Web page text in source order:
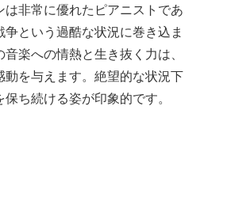
は非常に優れたピアニストであ
争という過酷な状況に巻き込ま
音楽への情熱と生き抜く力は、
動を与えます。絶望的な状況下
保ち続ける姿が印象的です。